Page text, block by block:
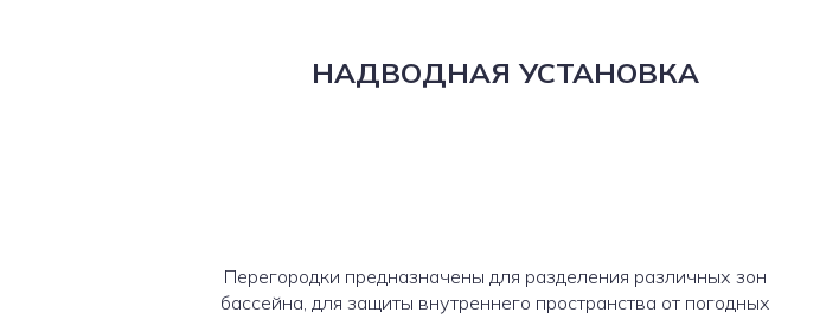
НАДВОДНАЯ УСТАНОВКА
Перегородки предназначены для разделения различных зон
бассейна, для защиты внутреннего пространства от погодных